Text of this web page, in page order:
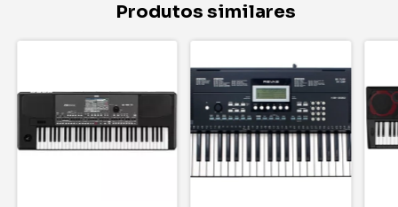
Produtos similares